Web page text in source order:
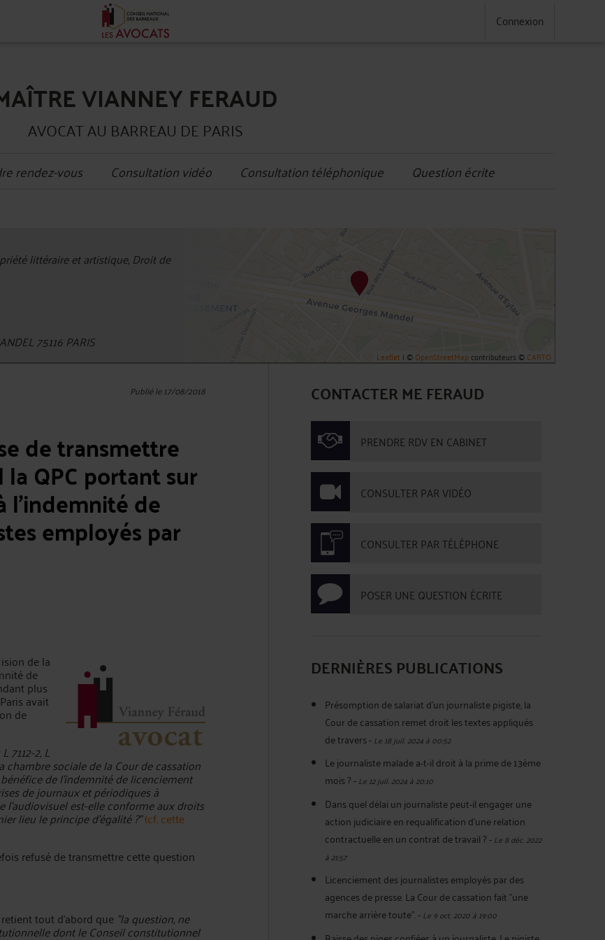
Connexion
VIANNEY FERAUD
AVOCAT AU BARREAU DE PARIS
rendez-vous Consultation vidéo Consultation téléphonique Question écrite
littéraire et artistique, Droit de
75116 PARIS
Leaflet | ©OpenStreetMapcontributeurs ©CARTO
Publié le 17/08/2018
de transmettre
QPC portant sur
l'indemnité de
employés par
de la
de
plus
avait
de
7112-2, L
chambre sociale de la Cour de cassation
bénéfice de l'indemnité de licenciement
de journaux et périodiques à
l'audiovisuel est-elle conforme aux droits
lieu le principe d'égalité ?"(cf. cette
refusé de transmettre cette question
tout d'abord que "la question, ne
dont le Conseil constitutionnel
CONTACTER ME FERAUD
PRENDRE RDV EN CABINET
CONSULTER PAR VIDÉO
CONSULTER PAR TÉLÉPHONE
POSER UNE QUESTION ÉCRITE
DERNIÈRES PUBLICATIONS
Présomption de salariat d'un journaliste pigiste, la
Cour de cassation remet droit les textes appliqués
de travers-Le 18 juil. 2024 à 00:52
Le journaliste malade a-t-il droit à la prime de 13ème
mois ?-Le 12 juil. 2024 à 20:10
Dans quel délai un journaliste peut-il engager une
action judiciaire en requalification d'une relation
contractuelle en un contrat de travail ?-Le 8 déc. 2022
à 21:57
Licenciement des journalistes employés par des
agences de presse. La Cour de cassation fait "une
marche arrière toute".-Le 9 oct. 2020 à 19:00